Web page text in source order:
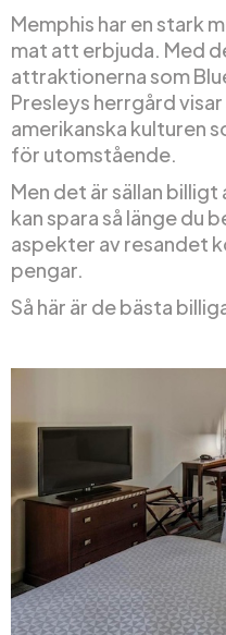
Memphis har en stark
mat att erbjuda. Med
attraktionerna som
Presleys herrgård
amerikanska kulturen
för utomstående.
Men det är sällan
kan spara så länge du
aspekter av resandet
pengar.
Så här är de bästa